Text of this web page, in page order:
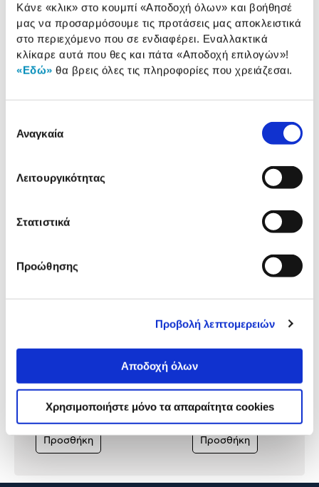
Κάνε «κλικ» στο κουμπί «Αποδοχή όλων» και βοήθησέ
μας να προσαρμόσουμε τις προτάσεις μας αποκλειστικά
στο περιεχόμενο που σε ενδιαφέρει. Εναλλακτικά
κλίκαρε αυτά που θες και πάτα «Αποδοχή επιλογών»!
«Εδώ» θα βρεις όλες τις πληροφορίες που χρειάζεσαι.
συγκατάθεσης
Αναγκαία
Λειτουργικότητας
Στατιστικά
Προώθησης
Προβολή λεπτομερειών
Αποδοχή όλων
Χρησιμοποιήστε μόνο τα απαραίτητα cookies
Αναλυτική
παρουσίαση
Αναλυτική παρουσίαση
Προδιαγραφές
Χαρακτηριστικά
Δες τι κλίκαραν όσοι είδαν το ίδιο
189,00€
Προσθήκη
Controller Elite Series 2
199,00€
Προσθήκη